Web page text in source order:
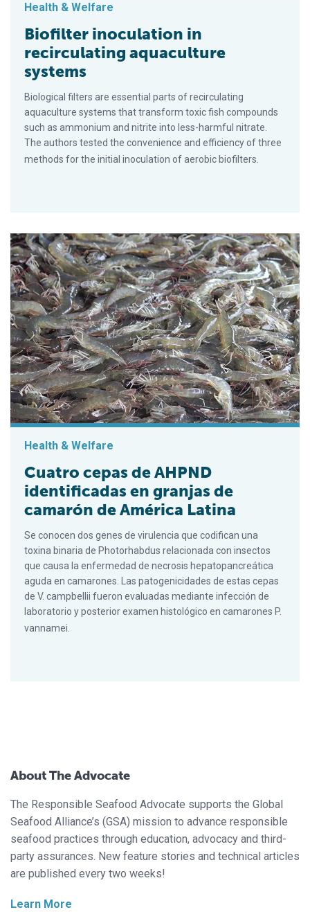
Health & Welfare
Biofilter inoculation in
recirculating aquaculture
systems
Biological filters are essential parts of recirculating
aquaculture systems that transform toxic fish compounds
such as ammonium and nitrite into less-harmful nitrate.
The authors tested the convenience and efficiency of three
methods for the initial inoculation of aerobic biofilters.
Health & Welfare
Cuatro cepas de AHPND
identificadas en granjas de
camarón de América Latina
Se conocen dos genes de virulencia que codifican una
toxina binaria de Photorhabdus relacionada con insectos
que causa la enfermedad de necrosis hepatopancreática
aguda en camarones. Las patogenicidades de estas cepas
de V. campbellii fueron evaluadas mediante infección de
laboratorio y posterior examen histológico en camarones P.
vannamei.
About The Advocate
The Responsible Seafood Advocate supports the Global
Seafood Alliance’s (GSA) mission to advance responsible
seafood practices through education, advocacy and third-
party assurances. New feature stories and technical articles
are published every two weeks!
Learn More